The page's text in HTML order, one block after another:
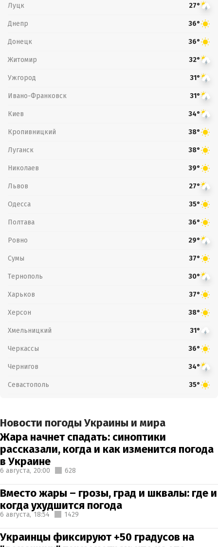
Луцк 27°
Днепр 36°
Донецк 36°
Житомир 32°
Ужгород 31°
Ивано-Франковск 31°
Киев 34°
Кропивницкий 38°
Луганск 38°
Николаев 39°
Львов 27°
Одесса 35°
Полтава 36°
Ровно 29°
Сумы 37°
Тернополь 30°
Харьков 37°
Херсон 38°
Хмельницкий 31°
Черкассы 36°
Чернигов 34°
Севастополь 35°
Новости погоды Украины и мира
Жара начнет спадать: синоптики
рассказали, когда и как изменится погода
в Украине
6 августа, 20:00 628
Вместо жары – грозы, град и шквалы: где и
когда ухудшится погода
6 августа, 18:54 1429
Украинцы фиксируют +50 градусов на